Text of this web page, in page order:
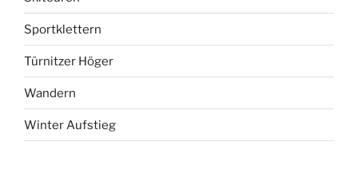
Sportklettern
Türnitzer Höger
Wandern
Winter Aufstieg